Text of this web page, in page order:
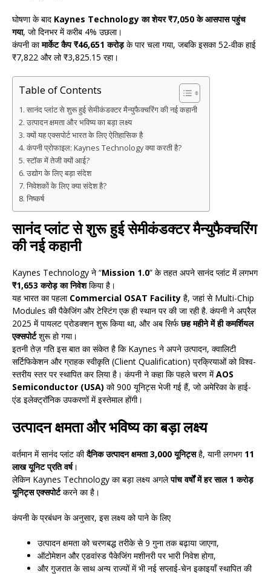
घोषणा के बाद Kaynes Technology का शेयर ₹7,050 के आसपास पहुंच
गया, जो दिनभर में करीब 4% उछला।
कंपनी कामार्केट कैप ₹46,651 करोड़के पार चला गया, जबकि इसका 52-वीक हाई
₹7,822 और लो ₹3,825.15 रहा।
Table of Contents
सानंद प्लांट से शुरू हुई सेमीकंडक्टर मैन्युफैक्चरिंग की नई कहानी
उत्पादन क्षमता और भविष्य का बड़ा लक्ष्य
क्यों यह एक्सपोर्ट भारत के लिए ऐतिहासिक है
कंपनी प्रोफाइल: Kaynes Technology क्या करती है?
स्टॉक में तेजी क्यों आई?
उद्योग के लिए बड़ा संदेश
निवेशकों के लिए क्या संदेश है?
निष्कर्ष
सानंद प्लांट से शुरू हुई सेमीकंडक्टर मैन्युफैक्चरिंग
की नई कहानी
Kaynes Technology ने “Mission 1.0” के तहत अपने सानंद प्लांट में लगभग
₹1,653 करोड़ का निवेशकिया है।
यह भारत का पहला Commercial OSAT Facility है, जहां से Multi-Chip
Modules की पैकेजिंग और टेस्टिंग एक ही स्थान पर की जा रही है. कंपनी ने अप्रैल
2025 में पायलट प्रोडक्शन शुरू किया था, और अब सिर्फछह महीने में ही कमर्शियल
एक्सपोर्टशुरू हो गया।
इतनी तेज़ गति इस बात का संकेत है कि Kaynes ने अपने उत्पादन, क्वालिटी
सर्टिफिकेशन और ग्राहक स्वीकृति (Client Qualification) प्रक्रियाओं को विश्व-
स्तरीय स्तर पर स्थापित कर लिया है। कंपनी ने कहा कि पहले चरण मेंAOS
Semiconductor (USA) को 900 यूनिट्स भेजी गई हैं, जो अमेरिका के हाई-
एंड इलेक्ट्रॉनिक उपकरणों में इस्तेमाल होंगी।
उत्पादन क्षमता और भविष्य का बड़ा लक्ष्य
वर्तमान में सानंद प्लांट कीदैनिक उत्पादन क्षमता 3,000 यूनिट्सहै, यानी लगभग 11
लाख यूनिट प्रति वर्ष।
लेकिन Kaynes Technology का बड़ा लक्ष्य अगलेपांच वर्षों में हर साल 1 करोड़
यूनिट्स एक्सपोर्टकरने का है।
कंपनी के प्रबंधन के अनुसार, इस लक्ष्य को पाने के लिए
उत्पादन क्षमता को चरणबद्ध तरीके से 9 गुना तक बढ़ाया जाएगा,
ऑटोमेशन और एडवांस्ड पैकेजिंग मशीनरी पर भारी निवेश होगा,
और गुजरात के साथ अन्य राज्यों में भी नई सप्लाई-चेन इकाइयाँ स्थापित की